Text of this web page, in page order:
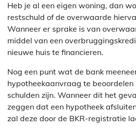
Heb je al een eigen woning, dan
restschuld of de overwaarde
Wanneer er sprake is van
middel van een
nieuwe huis te financieren.
Nog een punt wat de bank
hypotheekaanvraag te beoordelen
schulden zijn. Wanneer dit het
zeggen dat een hypotheek
zal deze door de BKR-registratie